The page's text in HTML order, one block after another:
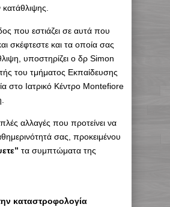
που εστιάζει σε αυτά που
σκέφτεστε και τα οποία σας
υποστηρίζει ο δρ Simon
του τμήματος Εκπαίδευσης
στο Ιατρικό Κέντρο Montefiore
αλλαγές που προτείνει να
σας, προκειμένου
τα συμπτώματα της
καταστροφολογία